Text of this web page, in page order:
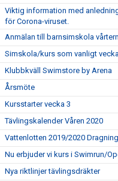
Viktig information med
för Corona-viruset.
Anmälan till barnsimskola
Simskola/kurs som vanligt
Klubbkväll Swimstore by Arena
Årsmöte
Kursstarter vecka 3
Tävlingskalender Våren 2020
Vattenlotten 2019/2020
Nu erbjuder vi kurs i Swimrun/
Nya riktlinjer tävlingsdräkter